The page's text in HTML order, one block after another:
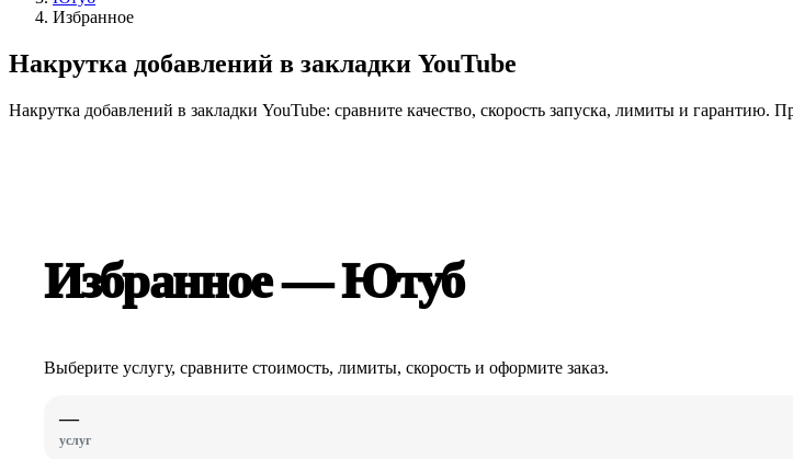
Избранное
Накрутка добавлений в закладки YouTube
Накрутка добавлений в закладки YouTube: сравните качество, скорость запуска, лимиты и гарантию.
Избранное — Ютуб
Выберите услугу, сравните стоимость, лимиты, скорость и оформите заказ.
—
услуг